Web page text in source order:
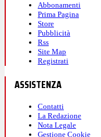
Abbonamenti
Prima Pagina
Store
Pubblicità
Rss
Site Map
Registrati
ASSISTENZA
Contatti
La Redazione
Nota Legale
Gestione Cookie